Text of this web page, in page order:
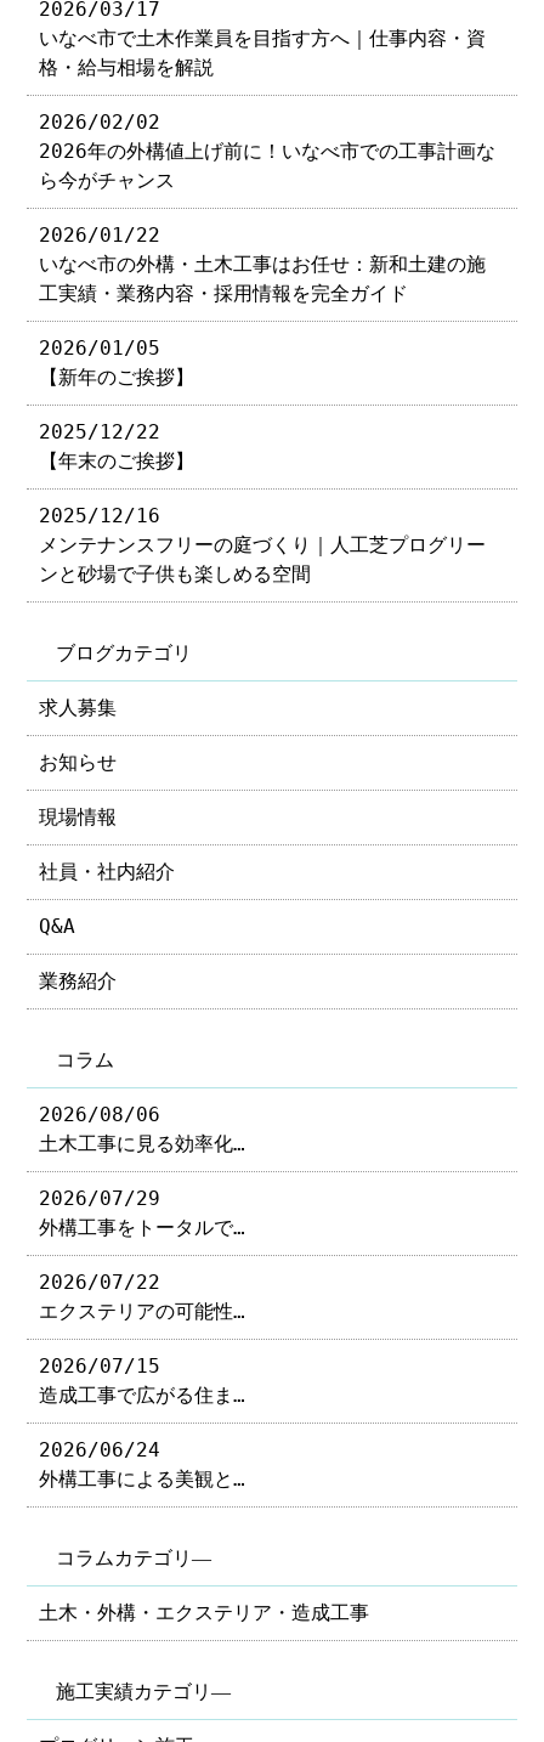
2026/03/17
いなべ市で土木作業員を目指す方へ｜仕事内容・資
格・給与相場を解説
2026/02/02
2026年の外構値上げ前に！いなべ市での工事計画な
ら今がチャンス
2026/01/22
いなべ市の外構・土木工事はお任せ：新和土建の施
工実績・業務内容・採用情報を完全ガイド
2026/01/05
【新年のご挨拶】
2025/12/22
【年末のご挨拶】
2025/12/16
メンテナンスフリーの庭づくり｜人工芝プログリー
ンと砂場で子供も楽しめる空間
ブログカテゴリ
求人募集
お知らせ
現場情報
社員・社内紹介
Q&A
業務紹介
コラム
2026/08/06
土木工事に見る効率化…
2026/07/29
外構工事をトータルで…
2026/07/22
エクステリアの可能性…
2026/07/15
造成工事で広がる住ま…
2026/06/24
外構工事による美観と…
コラムカテゴリ―
土木・外構・エクステリア・造成工事
施工実績カテゴリ―